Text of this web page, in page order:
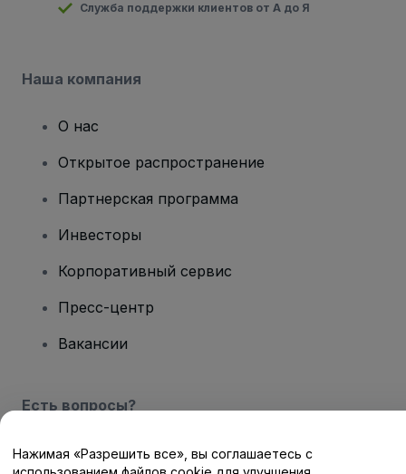
Служба поддержки клиентов от А до Я
Наша компания
О нас
Открытое распространение
Партнерская программа
Инвесторы
Корпоративный сервис
Пресс-центр
Вакансии
Есть вопросы?
Центр помощи / Свяжитесь с нами
Нажимая «Разрешить все», вы соглашаетесь с